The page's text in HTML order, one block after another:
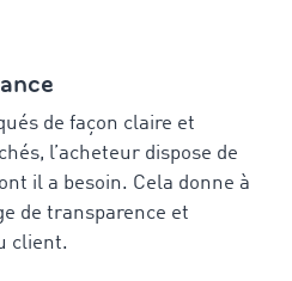
de façon claire et
l’acheteur dispose de
il a besoin. Cela donne à
de transparence et
client.